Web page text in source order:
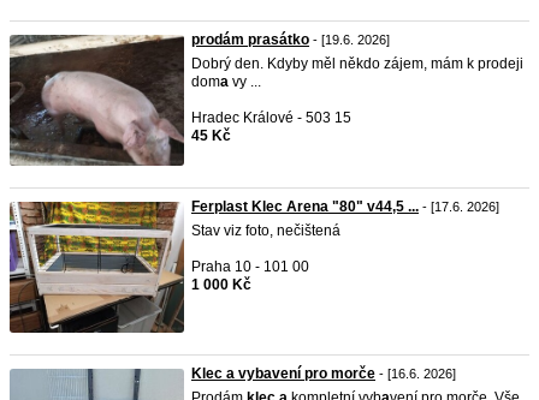
prodám prasátko - [19.6. 2026]
Dobrý den. Kdyby měl někdo zájem, mám k prodeji
doma vy ...
Hradec Králové - 503 15
45 Kč
Ferplast Klec Arena "80" v44,5 ... - [17.6. 2026]
Stav viz foto, nečištená
Praha 10 - 101 00
1 000 Kč
Klec a vybavení pro morče - [16.6. 2026]